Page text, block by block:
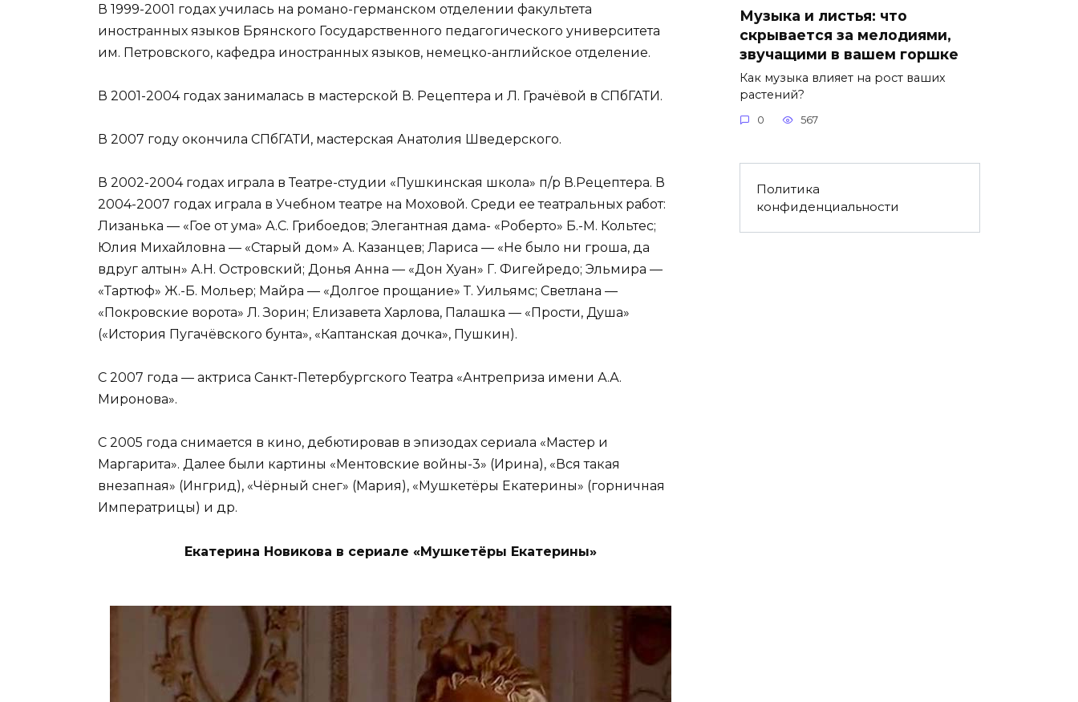
В 1999-2001 годах училась на романо-германском отделении факультета
иностранных языков Брянского Государственного педагогического университета
им. Петровского, кафедра иностранных языков, немецко-английское отделение.
В 2001-2004 годах занималась в мастерской В. Рецептера и Л. Грачёвой в СПбГАТИ.
В 2007 году окончила СПбГАТИ, мастерская Анатолия Шведерского.
В 2002-2004 годах играла в Театре-студии «Пушкинская школа» п/р В.Рецептера. В
2004-2007 годах играла в Учебном театре на Моховой. Среди ее театральных работ:
Лизанька — «Гое от ума» А.С. Грибоедов; Элегантная дама- «Роберто» Б.-М. Кольтес;
Юлия Михайловна — «Старый дом» А. Казанцев; Лариса — «Не было ни гроша, да
вдруг алтын» А.Н. Островский; Донья Анна — «Дон Хуан» Г. Фигейредо; Эльмира —
«Тартюф» Ж.-Б. Мольер; Майра — «Долгое прощание» Т. Уильямс; Светлана —
«Покровские ворота» Л. Зорин; Елизавета Харлова, Палашка — «Прости, Душа»
(«История Пугачёвского бунта», «Каптанская дочка», Пушкин).
С 2007 года — актриса Санкт-Петербургского Театра «Антреприза имени А.А.
Миронова».
С 2005 года снимается в кино, дебютировав в эпизодах сериала «Мастер и
Маргарита». Далее были картины «Ментовские войны-3» (Ирина), «Вся такая
внезапная» (Ингрид), «Чёрный снег» (Мария), «Мушкетёры Екатерины» (горничная
Императрицы) и др.
Екатерина Новикова в сериале «Мушкетёры Екатерины»
Музыка и листья: что
скрывается за мелодиями,
звучащими в вашем горшке
Как музыка влияет на рост ваших
растений?
0 567
Политика
конфиденциальности